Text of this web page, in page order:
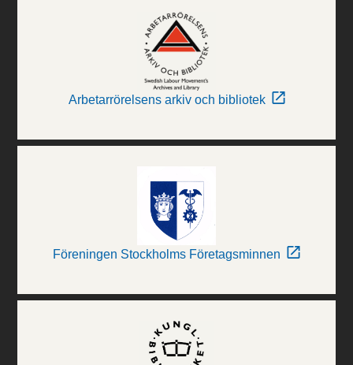
Arbetarrörelsens arkiv och bibliotek
Föreningen Stockholms Företagsminnen